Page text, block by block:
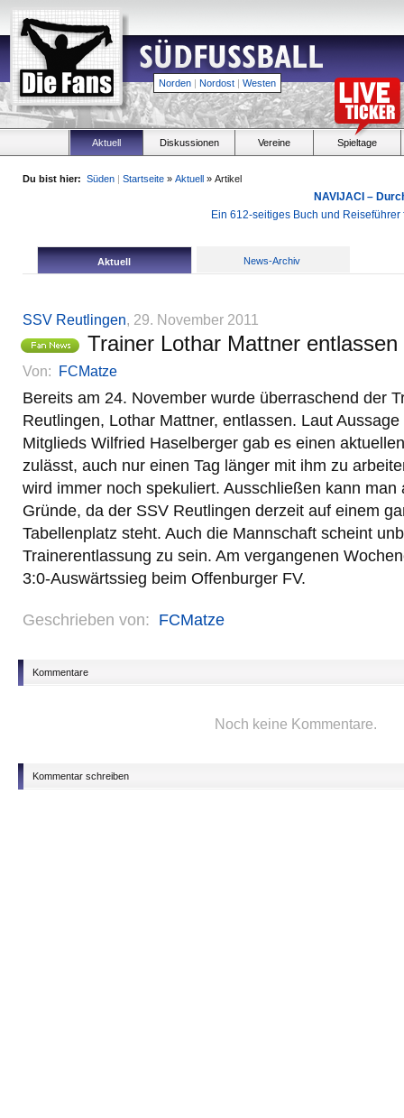
Norden | Nordost | Westen
Aktuell Diskussionen Vereine Spieltage
Du bist hier: Süden | Startseite » Aktuell » Artikel
NAVIJACI –
Ein 612-seitiges Buch und
Aktuell News-Archiv
SSV Reutlingen, 29. November 2011
Trainer Lothar Mattner entlassen
Von: FCMatze
Bereits am 24. November wurde überraschend der
Reutlingen, Lothar Mattner, entlassen. Laut
Mitglieds Wilfried Haselberger gab es einen
zulässt, auch nur einen Tag länger mit ihm zu
wird immer noch spekuliert. Ausschließen kann man
Gründe, da der SSV Reutlingen derzeit auf einem
Tabellenplatz steht. Auch die Mannschaft scheint
Trainerentlassung zu sein. Am vergangenen
3:0-Auswärtssieg beim Offenburger FV.
Geschrieben von: FCMatze
Kommentare
Noch keine Kommentare.
Kommentar schreiben